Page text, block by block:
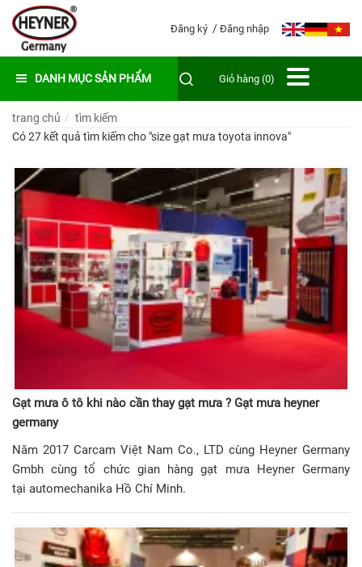
Đăng ký Đăng nhập
DANH MỤC SẢN PHẨM Giỏ hàng (0)
trang chủ
tìm kiếm
Có 27 kết quả tìm kiếm cho "size gạt mưa toyota innova"
Gạt mưa ô tô khi nào cần thay gạt mưa ? Gạt mưa heyner
germany
Năm 2017 Carcam Việt Nam Co., LTD cùng Heyner Germany
Gmbh cùng tổ chức gian hàng gạt mưa Heyner Germany
tại automechanika Hồ Chí Minh.